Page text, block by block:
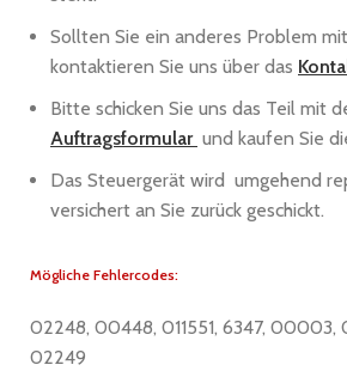
Sollten Sie ein anderes Problem
kontaktieren Sie uns über das
Bitte schicken Sie uns das Teil mit
Auftragsformular und kaufen Sie
Das Steuergerät wird umgehend
versichert an Sie zurück geschickt.
Mögliche Fehlercodes:
02248, 00448, 011551, 6347, 00003,
02249